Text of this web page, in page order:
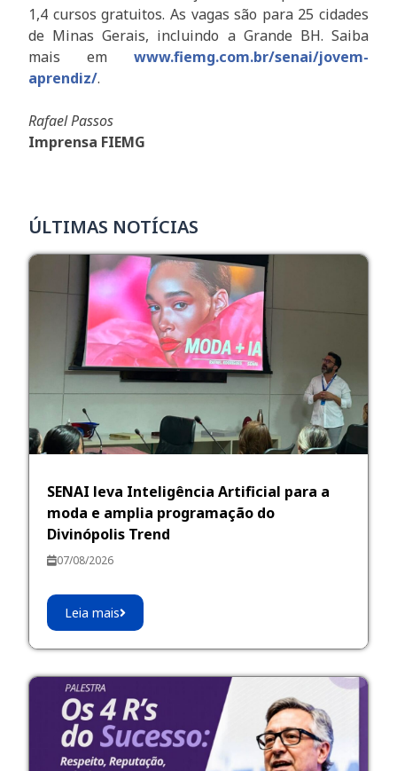
1,4 cursos gratuitos. As vagas são para 25 cidades
de Minas Gerais, incluindo a Grande BH. Saiba
mais em www.fiemg.com.br/senai/jovem-
aprendiz/.
Rafael Passos
Imprensa FIEMG
ÚLTIMAS NOTÍCIAS
SENAI leva Inteligência Artificial para a
moda e amplia programação do
Divinópolis Trend
07/08/2026
Leia mais